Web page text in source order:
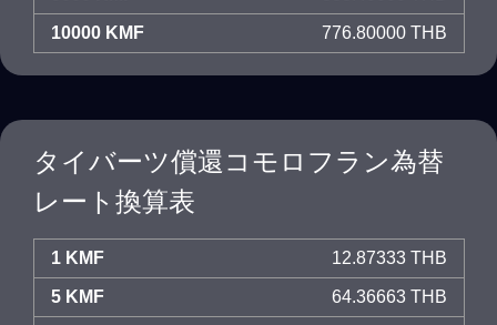
10000 KMF 776.80000 THB
タイバーツ償還コモロフラン為替
レート換算表
1 KMF 12.87333 THB
5 KMF 64.36663 THB